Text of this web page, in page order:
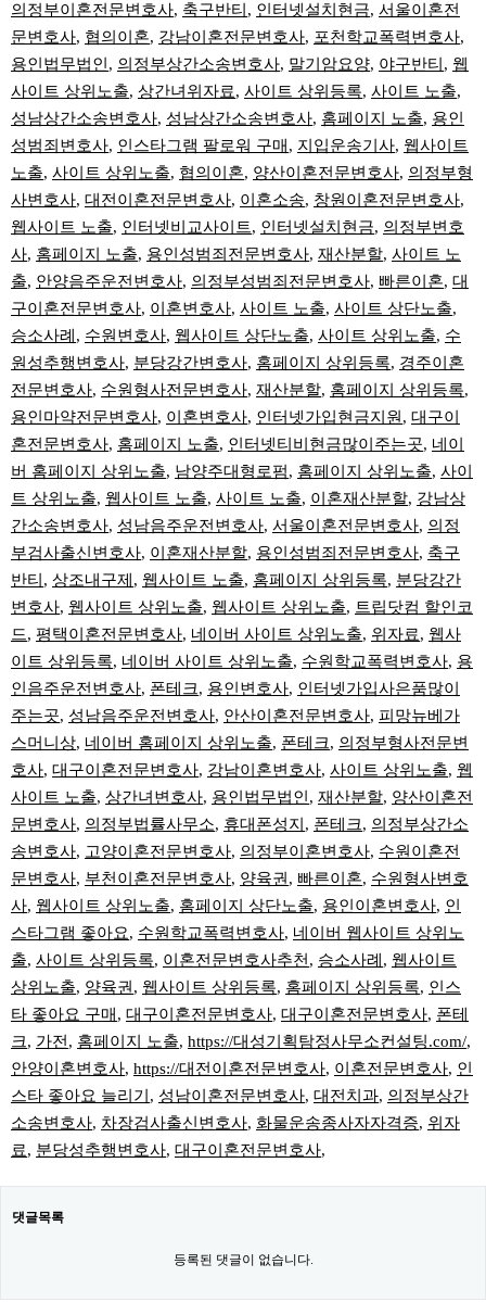
의정부이혼전문변호사, 축구반티 , 인터넷설치현금, 서울이혼전
문변호사, 협의이혼, 강남이혼전문변호사, 포천학교폭력변호사,
용인법무법인 , 의정부상간소송변호사, 말기암요양, 야구반티 , 웹
사이트 상위노출, 상간녀위자료, 사이트 상위등록, 사이트 노출,
성남상간소송변호사, 성남상간소송변호사, 홈페이지 노출, 용인
성범죄변호사, 인스타그램 팔로워 구매 , 지입운송기사, 웹사이트
노출, 사이트 상위노출, 협의이혼, 양산이혼전문변호사, 의정부형
사변호사, 대전이혼전문변호사, 이혼소송, 창원이혼전문변호사,
웹사이트 노출, 인터넷비교사이트, 인터넷설치현금, 의정부변호
사, 홈페이지 노출, 용인성범죄전문변호사, 재산분할, 사이트 노
출, 안양음주운전변호사, 의정부성범죄전문변호사, 빠른이혼, 대
구이혼전문변호사, 이혼변호사, 사이트 노출, 사이트 상단노출,
승소사례 , 수원변호사, 웹사이트 상단노출, 사이트 상위노출, 수
원성추행변호사, 분당강간변호사, 홈페이지 상위등록, 경주이혼
전문변호사, 수원형사전문변호사, 재산분할, 홈페이지 상위등록,
용인마약전문변호사, 이혼변호사, 인터넷가입현금지원 , 대구이
혼전문변호사, 홈페이지 노출, 인터넷티비현금많이주는곳, 네이
버 홈페이지 상위노출, 남양주대형로펌, 홈페이지 상위노출, 사이
트 상위노출, 웹사이트 노출, 사이트 노출, 이혼재산분할, 강남상
간소송변호사, 성남음주운전변호사, 서울이혼전문변호사, 의정
부검사출신변호사, 이혼재산분할, 용인성범죄전문변호사, 축구
반티 , 상조내구제 , 웹사이트 노출, 홈페이지 상위등록, 분당강간
변호사, 웹사이트 상위노출, 웹사이트 상위노출, 트립닷컴 할인코
드, 평택이혼전문변호사, 네이버 사이트 상위노출, 위자료, 웹사
이트 상위등록, 네이버 사이트 상위노출, 수원학교폭력변호사, 용
인음주운전변호사, 폰테크, 용인변호사, 인터넷가입사은품많이
주는곳, 성남음주운전변호사, 안산이혼전문변호사, 피망뉴베가
스머니상, 네이버 홈페이지 상위노출, 폰테크, 의정부형사전문변
호사, 대구이혼전문변호사, 강남이혼변호사, 사이트 상위노출, 웹
사이트 노출, 상간녀변호사, 용인법무법인 , 재산분할, 양산이혼전
문변호사, 의정부법률사무소, 휴대폰성지 , 폰테크, 의정부상간소
송변호사, 고양이혼전문변호사, 의정부이혼변호사, 수원이혼전
문변호사, 부천이혼전문변호사, 양육권 , 빠른이혼, 수원형사변호
사, 웹사이트 상위노출, 홈페이지 상단노출, 용인이혼변호사, 인
스타그램 좋아요, 수원학교폭력변호사, 네이버 웹사이트 상위노
출, 사이트 상위등록, 이혼전문변호사추천 , 승소사례 , 웹사이트
상위노출, 양육권 , 웹사이트 상위등록, 홈페이지 상위등록, 인스
타 좋아요 구매 , 대구이혼전문변호사, 대구이혼전문변호사, 폰테
크, 가전 , 홈페이지 노출, https://대성기획탐정사무소컨설팅.com/,
안양이혼변호사, https://대전이혼전문변호사, 이혼전문변호사, 인
스타 좋아요 늘리기 , 성남이혼전문변호사, 대전치과, 의정부상간
소송변호사, 차장검사출신변호사, 화물운송종사자자격증, 위자
료, 분당성추행변호사, 대구이혼전문변호사,
댓글목록
등록된 댓글이 없습니다.